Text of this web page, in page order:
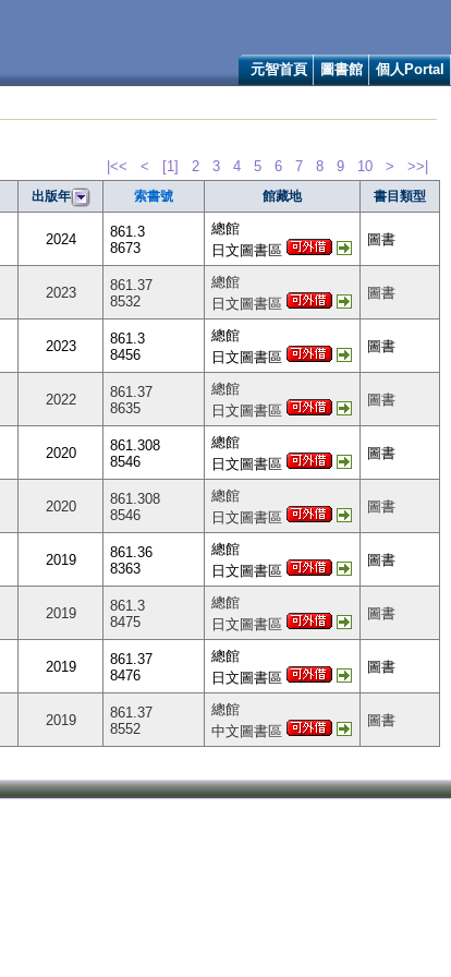
元智首頁 圖書館 個人Portal
|<< < [1] 2 3 4 5 6 7 8 9 10 > >>|
出版年 索書號 館藏地 書目類型
2024
861.3
8673
總館
日文圖書區
圖書
2023
861.37
8532
總館
日文圖書區
圖書
2023
861.3
8456
總館
日文圖書區
圖書
2022
861.37
8635
總館
日文圖書區
圖書
2020
861.308
8546
總館
日文圖書區
圖書
2020
861.308
8546
總館
日文圖書區
圖書
2019
861.36
8363
總館
日文圖書區
圖書
2019
861.3
8475
總館
日文圖書區
圖書
2019
861.37
8476
總館
日文圖書區
圖書
2019
861.37
8552
總館
中文圖書區
圖書